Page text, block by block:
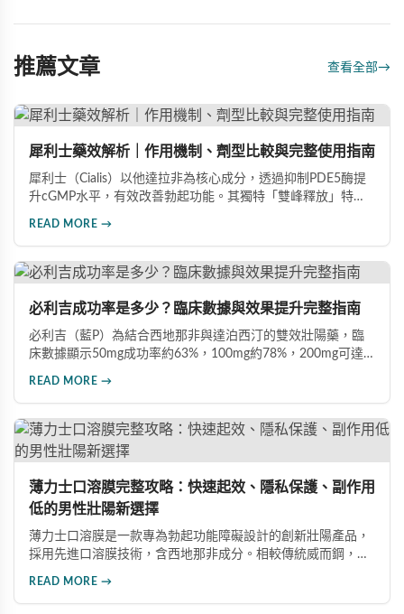
推薦文章 查看全部→
犀利士藥效解析｜作用機制、劑型比較與完整使用指南
犀利士（Cialis）以他達拉非為核心成分，透過抑制PDE5酶提
升cGMP水平，有效改善勃起功能。其獨特「雙峰釋放」特性
據需求選擇最適合的犀利士規格。
READ MORE →
必利吉成功率是多少？臨床數據與效果提升完整指南
必利吉（藍P）為結合西地那非與達泊西汀的雙效壯陽藥，臨
床數據顯示50mg成功率約63%，100mg約78%，200mg可達
READ MORE →
薄力士口溶膜完整攻略：快速起效、隱私保護、副作用
低的男性壯陽新選擇
薄力士口溶膜是一款專為勃起功能障礙設計的創新壯陽產品，
採用先進口溶膜技術，含西地那非成分。相較傳統威而鋼，起
READ MORE →